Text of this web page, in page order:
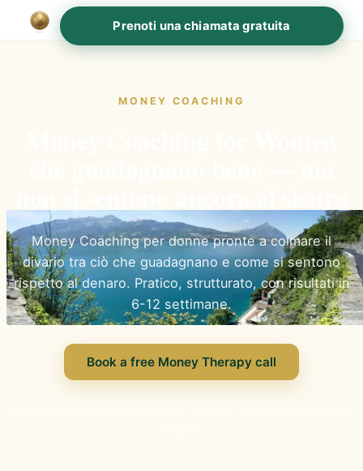
Prenoti una chiamata gratuita
MONEY COACHING
Money Coaching per donne pronte a colmare il
divario tra ciò che guadagnano e come si sentono
rispetto al denaro. Pratico, strutturato, con risultati in
6-12 settimane.
Book a free Money Therapy call